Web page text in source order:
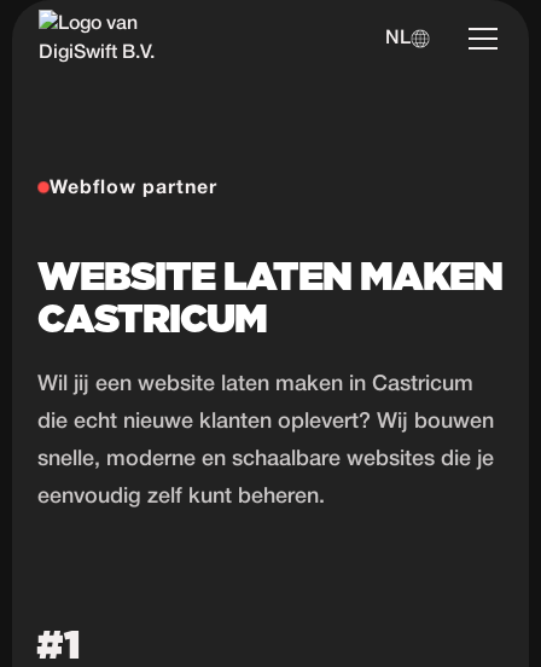
NL
Webflow partner
WEBSITE LATEN MAKEN
CASTRICUM
Wil jij een website laten maken in Castricum
die echt nieuwe klanten oplevert? Wij bouwen
snelle, moderne en schaalbare websites die je
eenvoudig zelf kunt beheren.
#1